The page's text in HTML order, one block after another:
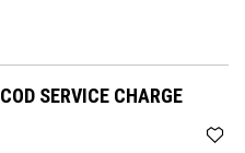
COD SERVICE CHARGE